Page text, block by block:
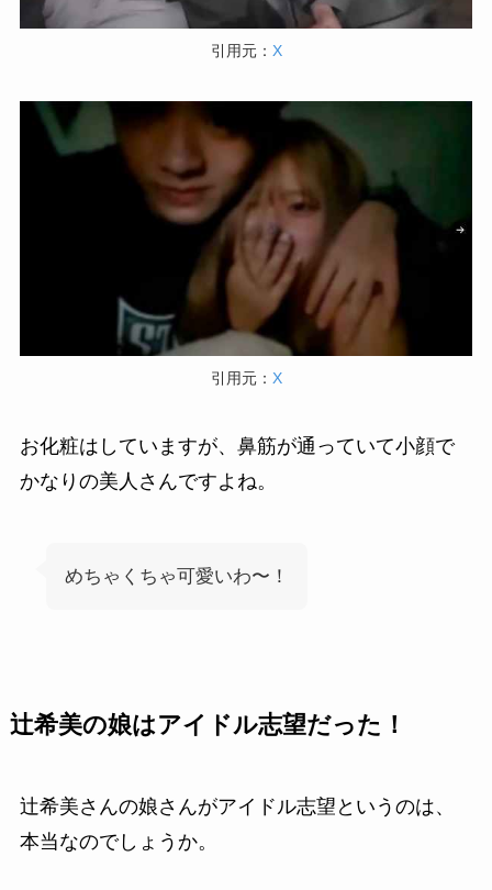
引用元： X
引用元： X
お化粧はしていますが、鼻筋が通っていて小顔で
かなりの美人さんですよね。
めちゃくちゃ可愛いわ〜！
辻希美の娘はアイドル志望だった！
辻希美さんの娘さんがアイドル志望というのは、
本当なのでしょうか。